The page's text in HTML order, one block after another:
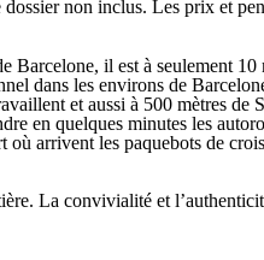
non inclus. Les prix et
Barcelone, il est à seulement
dans les environs de
et aussi à 500 mètres
en quelques minutes les
arrivent les paquebots de
La convivialité et